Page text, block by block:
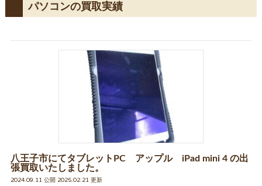
パソコンの買取実績
八王子市にてタブレットPC アップル iPad mini 4 の出
張買取いたしました。
2024.09.11 公開 2025.02.21 更新